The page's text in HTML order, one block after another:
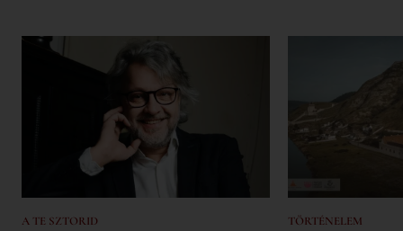
A TE SZTORID TÖRTÉNELEM